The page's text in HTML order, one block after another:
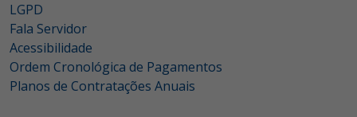
LGPD
Fala Servidor
Acessibilidade
Ordem Cronológica de Pagamentos
Planos de Contratações Anuais